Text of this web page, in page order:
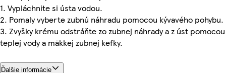
1. Vypláchnite si ústa vodou.
2. Pomaly vyberte zubnú náhradu pomocou kývavého pohybu.
3. Zvyšky krému odstráňte zo zubnej náhrady a z úst pomocou
teplej vody a mäkkej zubnej kefky.
Ďalšie informácie